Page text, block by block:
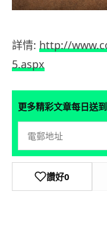
詳情: http://
5.aspx
更多精彩文章每日送
讚好0